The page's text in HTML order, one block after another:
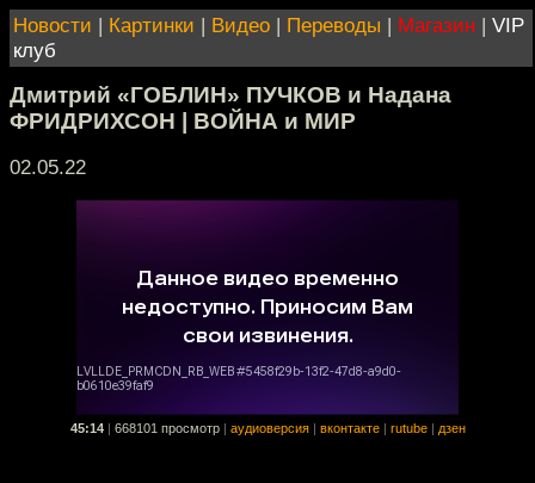
Новости | Картинки | Видео | Переводы | Магазин | VIP
клуб
Дмитрий «ГОБЛИН» ПУЧКОВ и Надана
ФРИДРИХСОН | ВОЙНА и МИР
02.05.22
45:14 668101 просмотр аудиоверсия вконтакте rutube дзен